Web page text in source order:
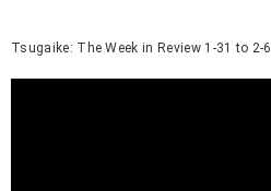
Tsugaike: The Week in Review 1-31 to 2-6